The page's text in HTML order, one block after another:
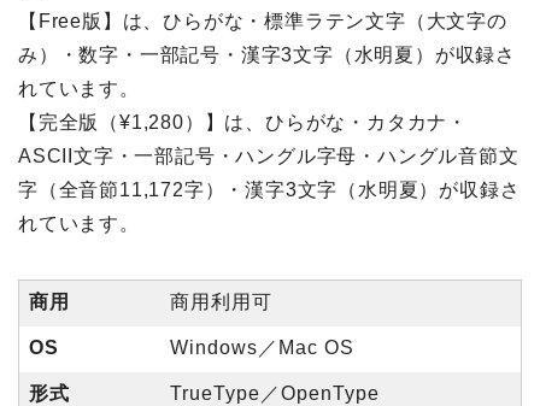
【Free版】は、ひらがな・標準ラテン文字（大文字の
み）・数字・一部記号・漢字3文字（水明夏）が収録さ
れています。
【完全版（¥1,280）】は、ひらがな・カタカナ・
ASCII文字・一部記号・ハングル字母・ハングル音節文
字（全音節11,172字）・漢字3文字（水明夏）が収録さ
れています。
商用 商用利用可
OS Windows／Mac OS
形式 TrueType／OpenType